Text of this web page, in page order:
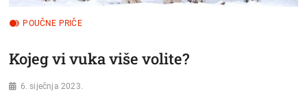
POUČNE PRIČE
Kojeg vi vuka više volite?
6. siječnja 2023.